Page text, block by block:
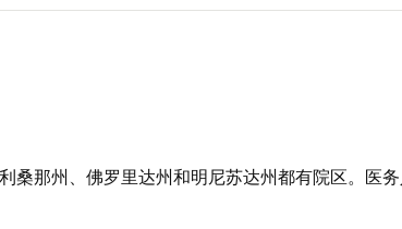
桑那州、佛罗里达州和明尼苏达州都有院区。医